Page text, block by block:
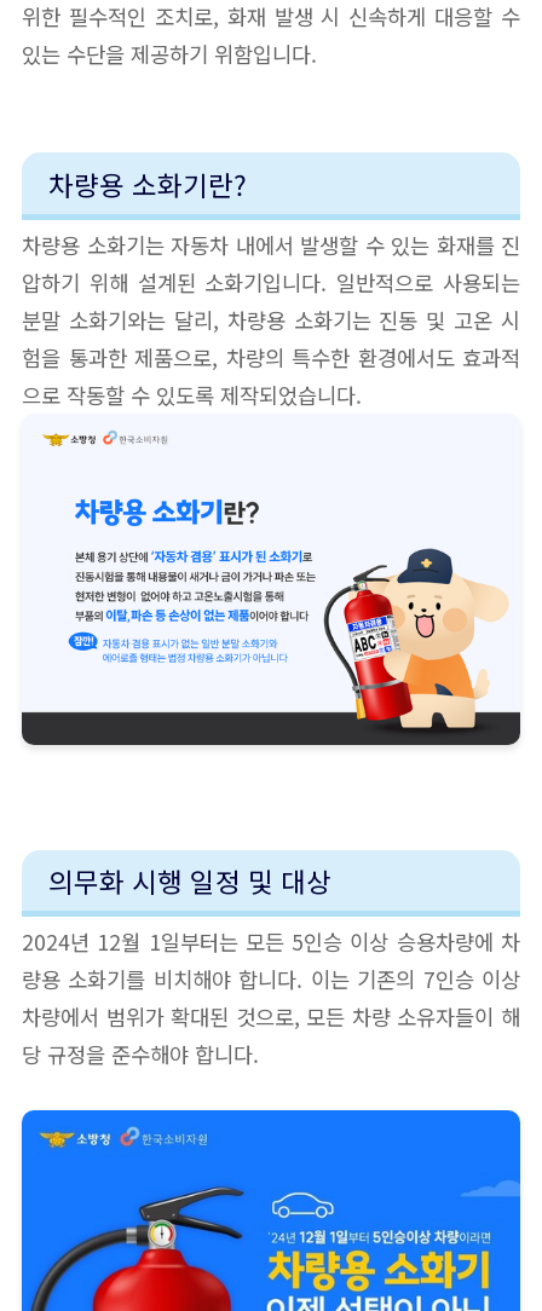
위한 필수적인 조치로, 화재 발생 시 신속하게 대응할 수
있는 수단을 제공하기 위함입니다.
차량용 소화기란?
차량용 소화기는 자동차 내에서 발생할 수 있는 화재를 진
압하기 위해 설계된 소화기입니다. 일반적으로 사용되는
분말 소화기와는 달리, 차량용 소화기는 진동 및 고온 시
험을 통과한 제품으로, 차량의 특수한 환경에서도 효과적
으로 작동할 수 있도록 제작되었습니다.
의무화 시행 일정 및 대상
2024년 12월 1일부터는 모든 5인승 이상 승용차량에 차
량용 소화기를 비치해야 합니다. 이는 기존의 7인승 이상
차량에서 범위가 확대된 것으로, 모든 차량 소유자들이 해
당 규정을 준수해야 합니다.